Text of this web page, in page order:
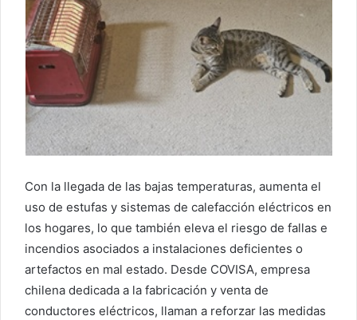
Con la llegada de las bajas temperaturas, aumenta el
uso de estufas y sistemas de calefacción eléctricos en
los hogares, lo que también eleva el riesgo de fallas e
incendios asociados a instalaciones deficientes o
artefactos en mal estado. Desde COVISA, empresa
chilena dedicada a la fabricación y venta de
conductores eléctricos, llaman a reforzar las medidas